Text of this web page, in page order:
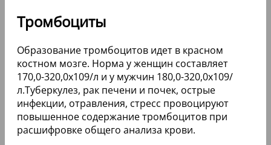
Тромбоциты
Образование тромбоцитов идет в красном
костном мозге. Норма у женщин составляет
170,0-320,0х109/л и у мужчин 180,0-320,0х109/
л.Туберкулез, рак печени и почек, острые
инфекции, отравления, стресс провоцируют
повышенное содержание тромбоцитов при
расшифровке общего анализа крови.